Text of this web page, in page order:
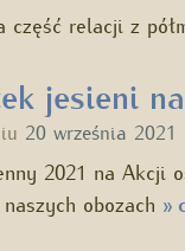
część relacji z
jesieni
20 września 2021
2021 na Akcji
obozach »